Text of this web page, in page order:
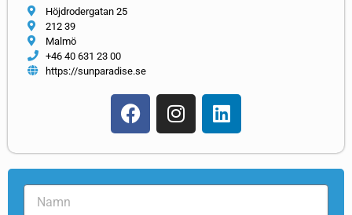
Höjdrodergatan 25
212 39
Malmö
+46 40 631 23 00
https://sunparadise.se